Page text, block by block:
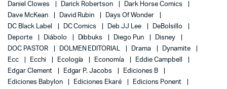
Daniel Clowes
Darick Robertson
Dark Horse Comics
Dave McKean
David Rubin
Days Of Wonder
DC Black Label
DC Comics Deb JJ Lee
DeBolsillo
Deporte
Diábolo Dibbuks Diego Pun
Disney
DOC PASTOR
DOLMEN EDITORIAL Drama
Dynamite
Ecc
Ecchi Ecología Economía
Eddie Campbell
Edgar Clement
Edgar P. Jacobs
Ediciones B
Ediciones Babylon
Ediciones Ekaré
Edicions Ponent